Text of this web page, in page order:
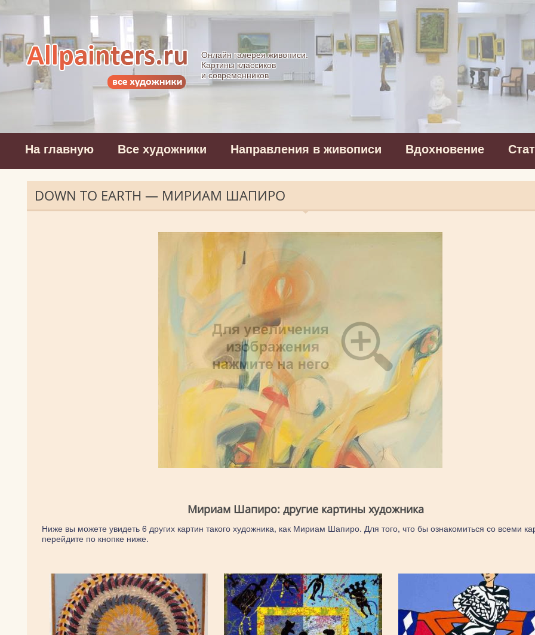
Allpainters.ru - картинная галерея
Онлайн галерея живописи.
Картины классиков
и современников
На главную Все художники Направления в живописи Вдохновение
DOWN TO EARTH — МИРИАМ ШАПИРО
Мириам Шапиро: другие картины художника
Ниже вы можете увидеть 6 других картин такого художника, как Мириам Шапиро. Для того, что бы ознакомиться со всеми
перейдите по кнопке ниже.